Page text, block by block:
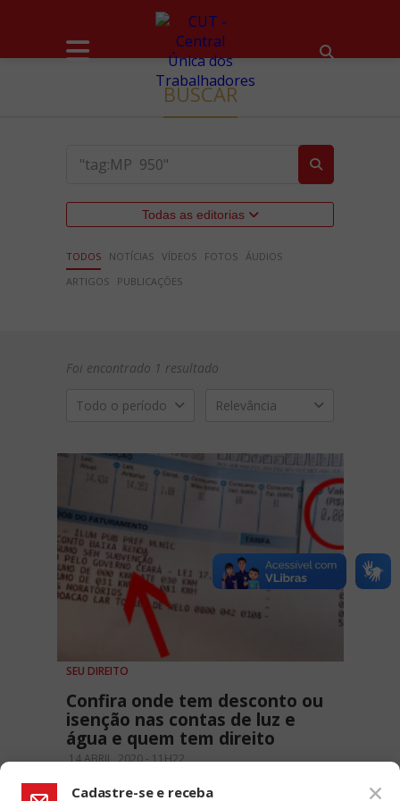
BUSCAR
Todas as editorias
TODOS NOTÍCIAS VÍDEOS FOTOS ÁUDIOS
ARTIGOS
PUBLICAÇÕES
Foi encontrado 1 resultado
Todo o período Relevância
SEU DIREITO
Confira onde tem desconto ou
isenção nas contas de luz e
água e quem tem direito
14 ABRIL, 2020 - 11H22
Cadastre-se e receba